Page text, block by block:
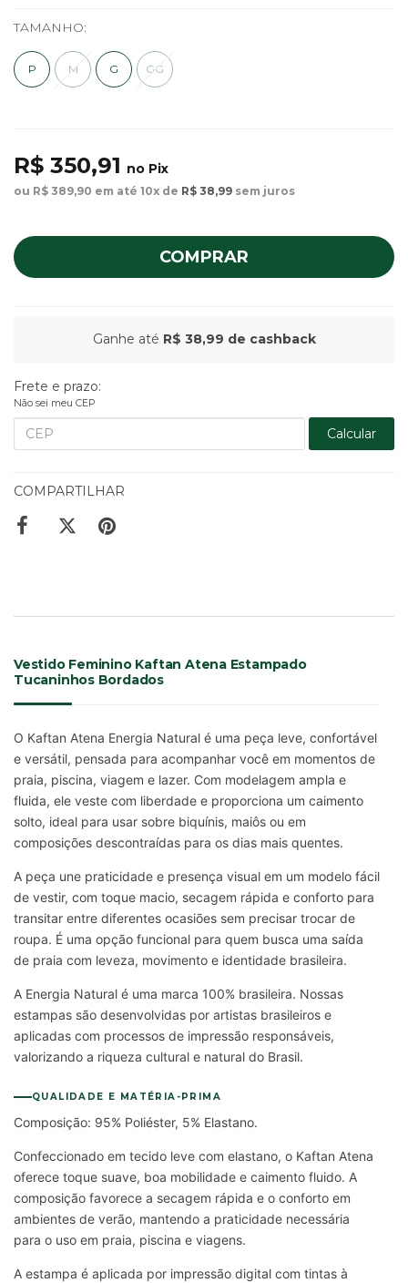
TAMANHO:
P M G GG
R$ 350,91 no Pix
ou R$ 389,90 em até 10x de R$ 38,99 sem juros
COMPRAR
Ganhe até R$ 38,99 de cashback
Frete e prazo:
Não sei meu CEP
Calcular
COMPARTILHAR
Vestido Feminino Kaftan Atena Estampado
Tucaninhos Bordados
O Kaftan Atena Energia Natural é uma peça leve, confortável
e versátil, pensada para acompanhar você em momentos de
praia, piscina, viagem e lazer. Com modelagem ampla e
fluida, ele veste com liberdade e proporciona um caimento
solto, ideal para usar sobre biquínis, maiôs ou em
composições descontraídas para os dias mais quentes.
A peça une praticidade e presença visual em um modelo fácil
de vestir, com toque macio, secagem rápida e conforto para
transitar entre diferentes ocasiões sem precisar trocar de
roupa. É uma opção funcional para quem busca uma saída
de praia com leveza, movimento e identidade brasileira.
A Energia Natural é uma marca 100% brasileira. Nossas
estampas são desenvolvidas por artistas brasileiros e
aplicadas com processos de impressão responsáveis,
valorizando a riqueza cultural e natural do Brasil.
QUALIDADE E MATÉRIA-PRIMA
Composição: 95% Poliéster, 5% Elastano.
Confeccionado em tecido leve com elastano, o Kaftan Atena
oferece toque suave, boa mobilidade e caimento fluido. A
composição favorece a secagem rápida e o conforto em
ambientes de verão, mantendo a praticidade necessária
para o uso em praia, piscina e viagens.
A estampa é aplicada por impressão digital com tintas à